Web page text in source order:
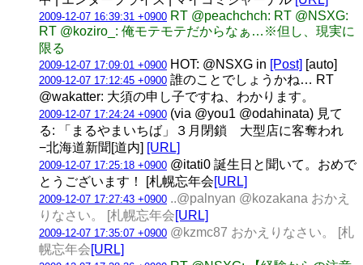
2009-12-07 16:39:31 +0900 RT @peachchch: RT @NSXG:
RT @koziro_: 俺モテモテだからなぁ…※但し、現実に
限る
2009-12-07 17:09:01 +0900 HOT: @NSXG in [Post] [auto]
2009-12-07 17:12:45 +0900 誰のことでしょうかね… RT
@wakatter: 大須の申し子ですね、わかります。
2009-12-07 17:24:24 +0900 (via @you1 @odahinata) 見て
る: 「まるやまいちば」３月閉鎖 大型店に客奪われ
−北海道新聞[道内] [URL]
2009-12-07 17:25:18 +0900 @itati0 誕生日と聞いて。おめで
とうございます！ [札幌忘年会[URL]
2009-12-07 17:27:43 +0900 ..@palnyan @kozakana おかえ
りなさい。 [札幌忘年会[URL]
2009-12-07 17:35:07 +0900 @kzmc87 おかえりなさい。 [札
幌忘年会[URL]